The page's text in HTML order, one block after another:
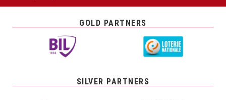
GOLD PARTNERS
SILVER PARTNERS